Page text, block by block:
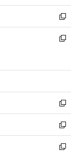
開
く
ウ
で
開
く
ン
ド
ウ
で
ウ
ィ
ン
ド
開
新
し
い
ン
ウ
で
開
く
新
ウ
ン
ド
ウ
で
開
く
新
し
い
ウ
ィ
新
し
い
新